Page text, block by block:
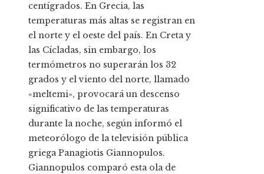
centígrados. En Grecia, las
temperaturas más altas se registran en
el norte y el oeste del país. En Creta y
las Cícladas, sin embargo, los
termómetros no superarán los 32
grados y el viento del norte, llamado
«meltemi», provocará un descenso
significativo de las temperaturas
durante la noche, según informó el
meteorólogo de la televisión pública
griega Panagiotis Giannopulos.
Giannopulos comparó esta ola de